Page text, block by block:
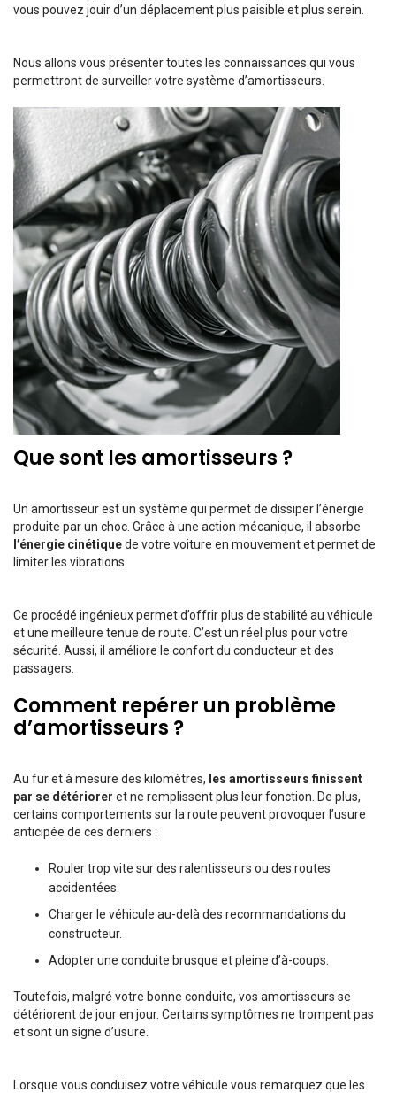
vous pouvez jouir d’un déplacement plus paisible et plus serein.
Nous allons vous présenter toutes les connaissances qui vous
permettront de surveiller votre système d’amortisseurs.
Que sont les amortisseurs ?
Un amortisseur est un système qui permet de dissiper l’énergie
produite par un choc. Grâce à une action mécanique, il absorbe
l’énergie cinétiquede votre voiture en mouvement et permet de
limiter les vibrations.
Ce procédé ingénieux permet d’offrir plus de stabilité au véhicule
et une meilleure tenue de route. C’est un réel plus pour votre
sécurité. Aussi, il améliore le confort du conducteur et des
passagers.
Comment repérer un problème
d’amortisseurs ?
Au fur et à mesure des kilomètres, les amortisseurs finissent
par se détériorer et ne remplissent plus leur fonction. De plus,
certains comportements sur la route peuvent provoquer l’usure
anticipée de ces derniers :
Rouler trop vite sur des ralentisseurs ou des routes
accidentées.
Charger le véhicule au-delà des recommandations du
constructeur.
Adopter une conduite brusque et pleine d’à-coups.
Toutefois, malgré votre bonne conduite, vos amortisseurs se
détériorent de jour en jour. Certains symptômes ne trompent pas
et sont un signe d’usure.
Lorsque vous conduisez votre véhicule vous remarquez que les